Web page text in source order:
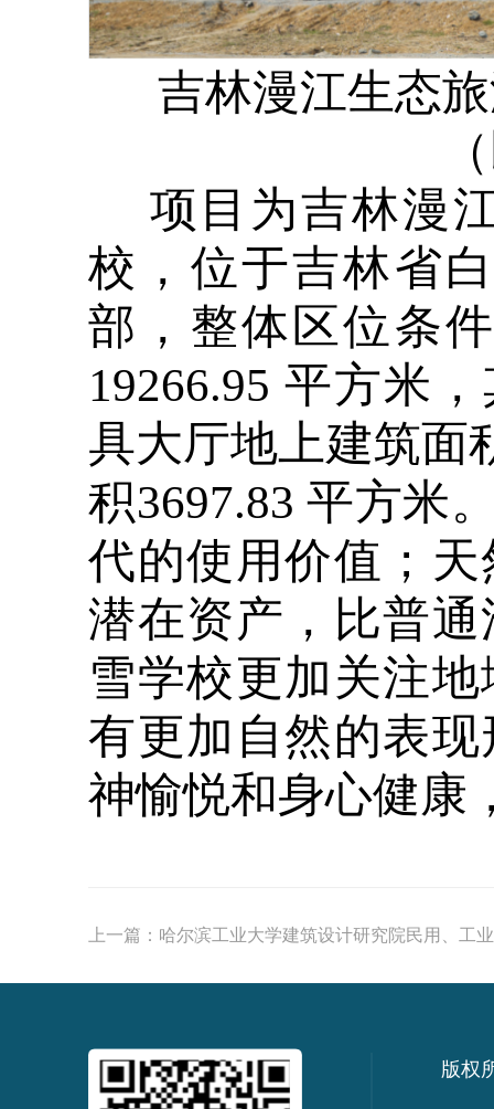
吉林漫江生态
项目为吉林漫
校，位于吉林省
部，整体区位条
19266.95 平方米
具大厅地上建筑面
积3697.83 平方米
代的使用价值；
潜在资产，比普
雪学校更加关注
有更加自然的表
神愉悦和身心健康
上一篇： 哈尔滨工业大学建筑设计研究院民用、工
版权